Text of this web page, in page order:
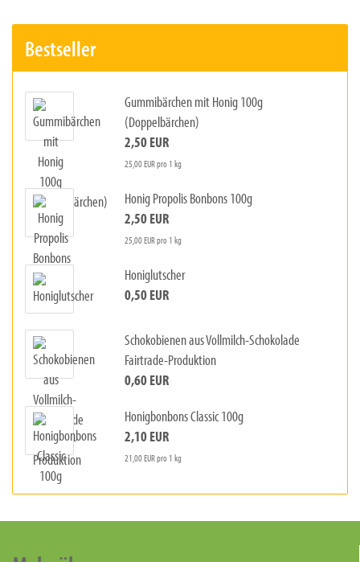
Bestseller
Gummibärchen mit Honig 100g
(Doppelbärchen)
2,50 EUR
25,00 EUR pro 1 kg
Honig Propolis Bonbons 100g
2,50 EUR
25,00 EUR pro 1 kg
Honiglutscher
0,50 EUR
Schokobienen aus Vollmilch-Schokolade
Fairtrade-Produktion
0,60 EUR
Honigbonbons Classic 100g
2,10 EUR
21,00 EUR pro 1 kg